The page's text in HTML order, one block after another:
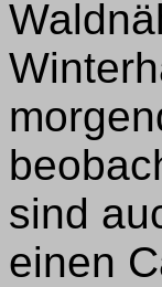
sind
einen